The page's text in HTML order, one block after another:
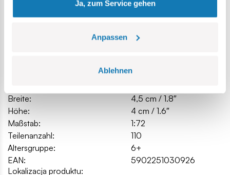
Ja, zum Service gehen
Anpassen
AblehnenCobi Factory SA
Breite:
4,5 cm / 1.8″
Höhe:
4 cm / 1.6″
Maßstab:
1:72
Teilenanzahl:
110
Altersgruppe:
6+
EAN:
5902251030926
Lokalizacja produktu: